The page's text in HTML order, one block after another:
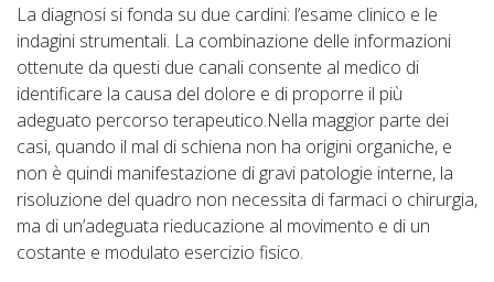
La diagnosi si fonda su due cardini: l’esame clinico e le
indagini strumentali. La combinazione delle informazioni
ottenute da questi due canali consente al medico di
identificare la causa del dolore e di proporre il più
adeguato percorso terapeutico.Nella maggior parte dei
casi, quando il mal di schiena non ha origini organiche, e
non è quindi manifestazione di gravi patologie interne, la
risoluzione del quadro non necessita di farmaci o chirurgia,
ma di un’adeguata rieducazione al movimento e di un
costante e modulato esercizio fisico.